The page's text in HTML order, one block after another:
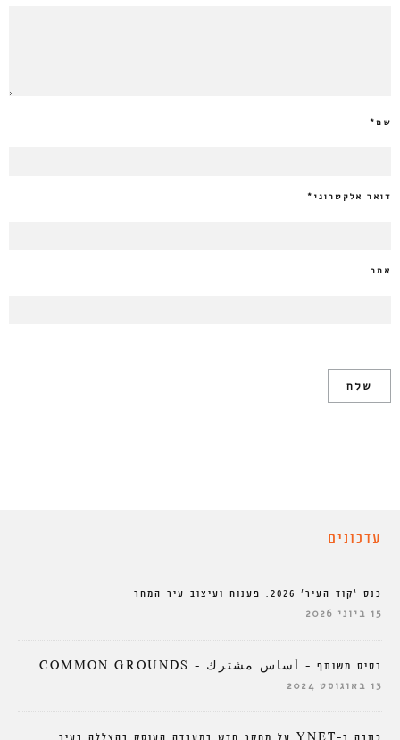
שם*
דואר אלקטרוני *
אתר
עדכונים
כנס ‘קוד העיר’ 2026: פענוח ועיצוב עיר המחר
15 ביוני 2026
בסיס משותף – أساس مشترك – COMMON GROUNDS
13 באוגוסט 2024